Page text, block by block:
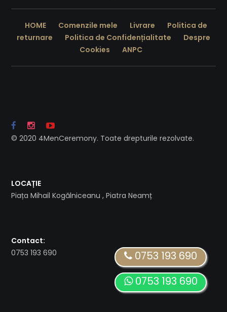
HOME Comenzile mele Livrare
Politica de
returnare
Politica de Confidențialitate
Despre
Cookies
ANPC
0753 193 690
0753 193 690
© 2020 4MenCeremony. Toate drepturile rezolvate.
LOCAȚIE
Piața Mihail Kogălniceanu , Piatra Neamț
Contact:
0753 193 690